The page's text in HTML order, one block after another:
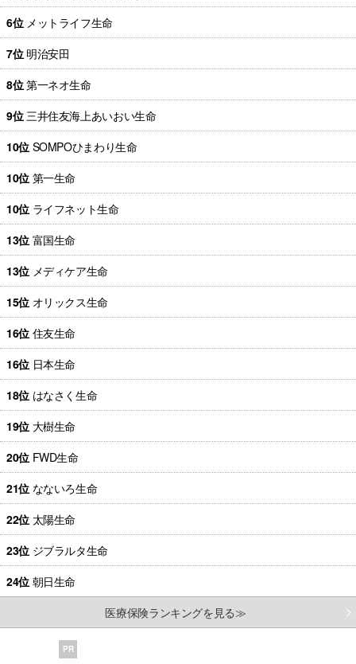
6位 メットライフ生命
7位 明治安田
8位第一ネオ生命
9位 三井住友海上あいおい生命
10位 SOMPOひまわり生命
10位 第一生命
10位 ライフネット生命
13位 富国生命
13位 メディケア生命
15位 オリックス生命
16位 住友生命
16位 日本生命
18位 はなさく生命
19位 大樹生命
20位 FWD生命
21位 なないろ生命
22位 太陽生命
23位 ジブラルタ生命
24位 朝日生命
医療保険ランキングを見る≫
PR